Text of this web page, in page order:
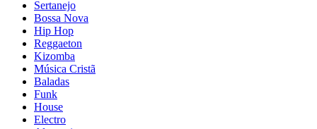
Sertanejo
Bossa Nova
Hip Hop
Reggaeton
Kizomba
Música Cristã
Baladas
Funk
House
Electro